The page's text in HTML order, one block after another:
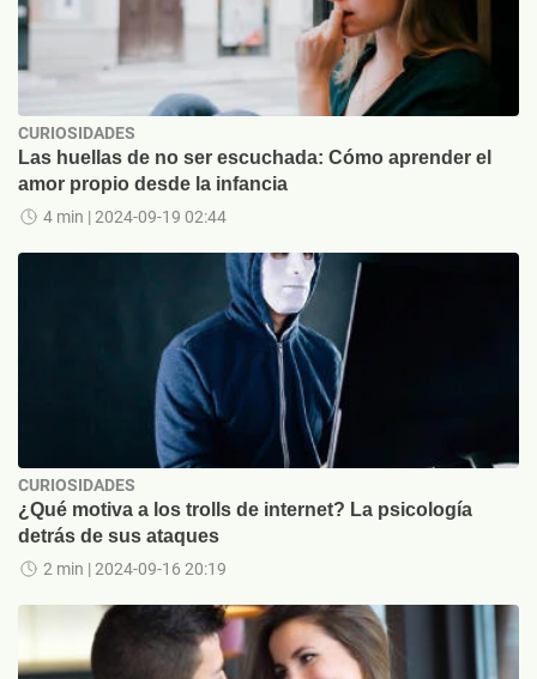
CURIOSIDADES
Las huellas de no ser escuchada: Cómo aprender el
amor propio desde la infancia
4 min | 2024-09-19 02:44
CURIOSIDADES
¿Qué motiva a los trolls de internet? La psicología
detrás de sus ataques
2 min | 2024-09-16 20:19